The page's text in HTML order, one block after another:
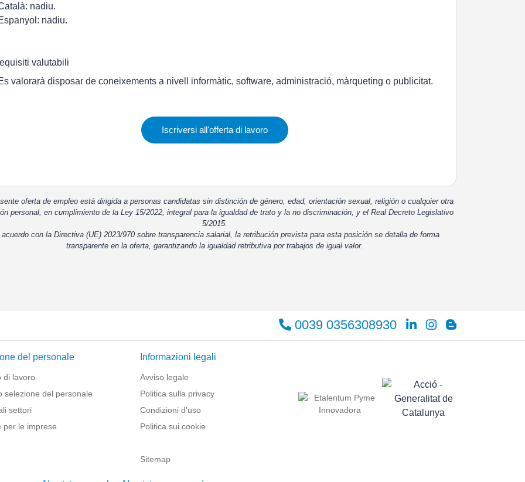
nadiu.
nadiu.
valutabili
valorarà disposar de coneixements a nivell informàtic, software, administració, màrqueting o publicitat.
Iscriversi all'offerta di lavoro
oferta de empleo está dirigida a personas candidatas sin distinción de género, edad, orientación sexual, religión o cualquier otra
personal, en cumplimiento de la Ley 15/2022, integral para la igualdad de trato y la no discriminación, y el Real Decreto Legislativo
5/2015.
acuerdo con la Directiva (UE) 2023/970 sobre transparencia salarial, la retribución prevista para esta posición se detalla de forma
transparente en la oferta, garantizando la igualdad retributiva por trabajos de igual valor.
0039 0356308930
del personale
di lavoro
selezione del personale
settori
per le imprese
Informazioni legali
Avviso legale
Politica sulla privacy
Condizioni d'uso
Politica sui cookie
Sitemap